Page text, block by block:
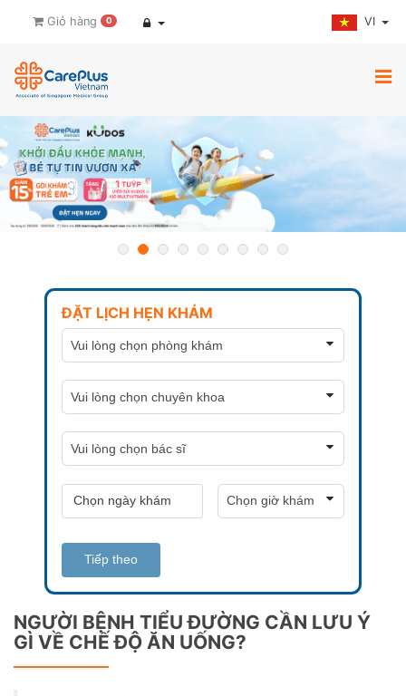
Giỏ hàng 0 VI
ĐẶT LỊCH HẸN KHÁM
Tiếp theo
NGƯỜI BỆNH TIỂU ĐƯỜNG CẦN LƯU Ý
GÌ VỀ CHẾ ĐỘ ĂN UỐNG?